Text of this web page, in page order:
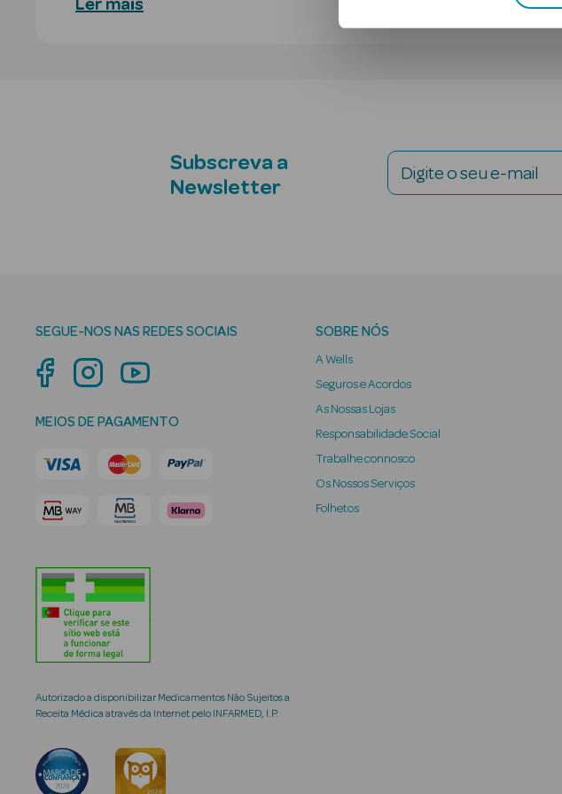
Ler mais
Subscreva a
Newsletter
Digite o seu e-mail
SEGUE-NOS NAS REDES SOCIAIS
MEIOS DE PAGAMENTO
Autorizado a disponibilizar Medicamentos Não Sujeitos a
Receita Médica através da Internet pelo INFARMED, I.P.
SOBRE NÓS
A Wells
Seguros e Acordos
As Nossas Lojas
Responsabilidade Social
Trabalhe connosco
Os Nossos Serviços
Folhetos